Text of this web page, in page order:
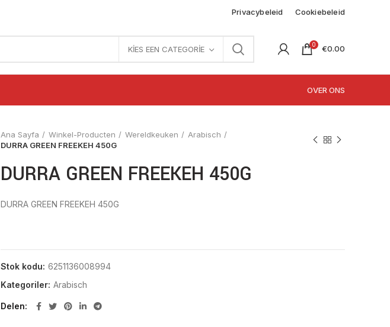
Privacybeleid Cookiebeleid
KIES EEN CATEGORIE 0 €0.00
OVER ONS
Ana Sayfa Winkel-Producten Wereldkeuken
Arabisch
DURRA GREEN FREEKEH 450G
DURRA GREEN FREEKEH 450G
DURRA GREEN FREEKEH 450G
Stok kodu: 6251136008994
Kategoriler: Arabisch
Delen